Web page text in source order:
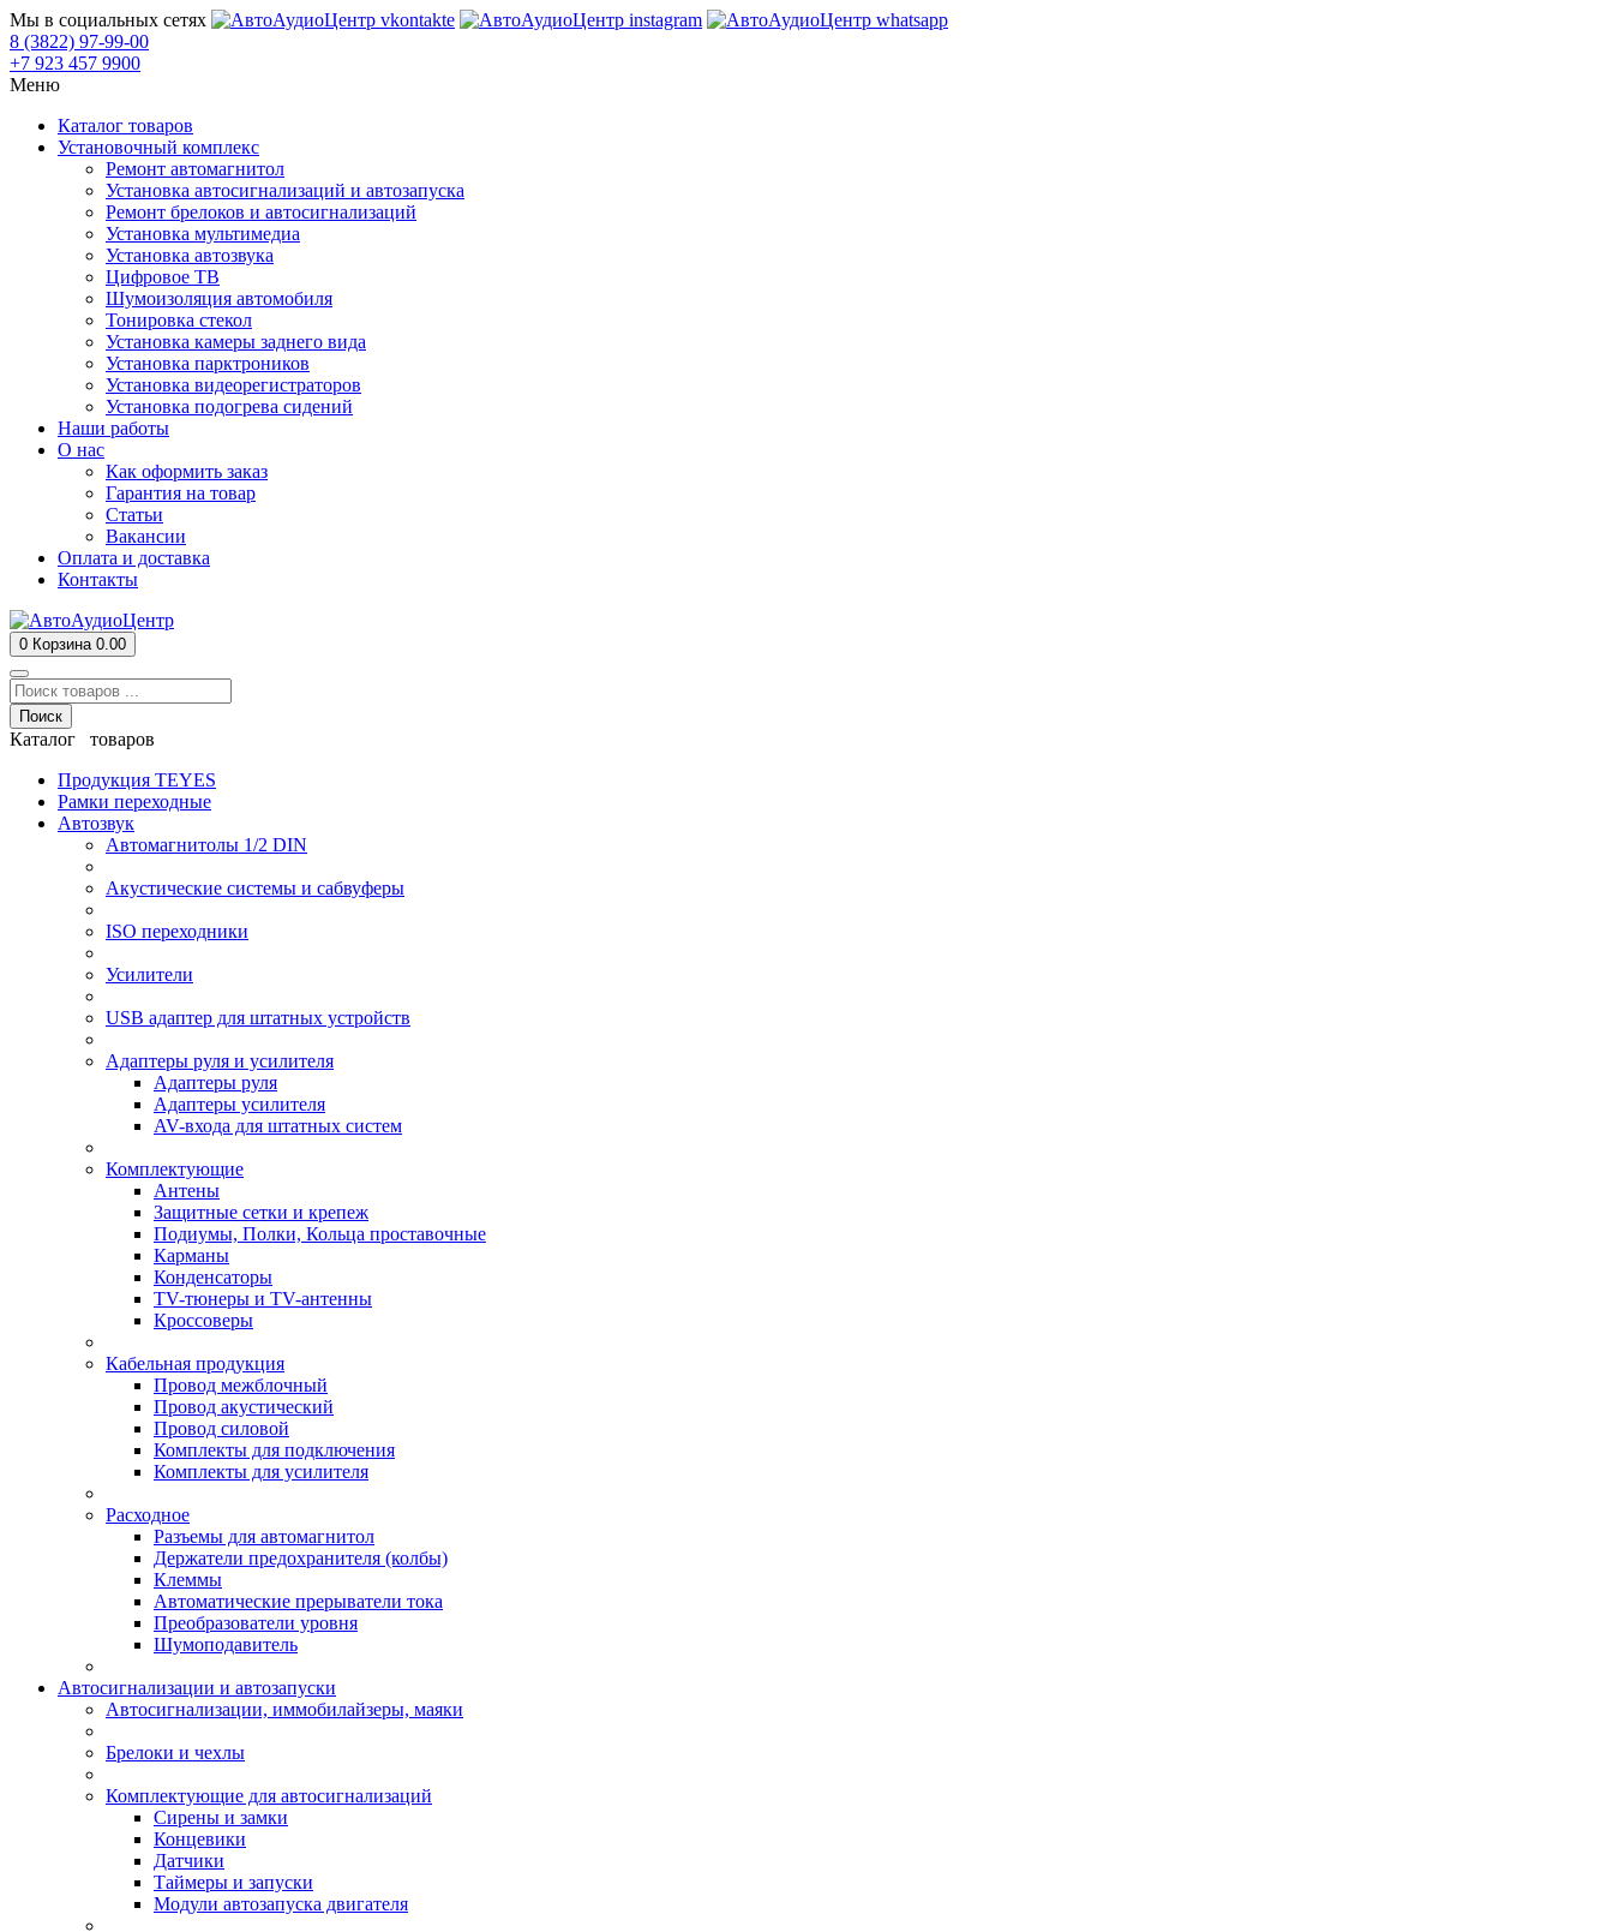
Мы в социальных сетях
8 (3822) 97-99-00
+7 923 457 9900
Меню
Каталог товаров
Установочный комплекс
Ремонт автомагнитол
Установка автосигнализаций и автозапуска
Ремонт брелоков и автосигнализаций
Установка мультимедиа
Установка автозвука
Цифровое ТВ
Шумоизоляция автомобиля
Тонировка стекол
Установка камеры заднего вида
Установка парктроников
Установка видеорегистраторов
Установка подогрева сидений
Наши работы
О нас
Как оформить заказ
Гарантия на товар
Статьи
Вакансии
Оплата и доставка
Контакты
0 Корзина 0.00
Поиск
Каталог товаров
Продукция TEYES
Рамки переходные
Автозвук
Автомагнитолы 1/2 DIN
Акустические системы и сабвуферы
ISO переходники
Усилители
USB адаптер для штатных устройств
Адаптеры руля и усилителя
Адаптеры руля
Адаптеры усилителя
AV-входа для штатных систем
Комплектующие
Антены
Защитные сетки и крепеж
Подиумы, Полки, Кольца проставочные
Карманы
Конденсаторы
TV-тюнеры и TV-антенны
Кроссоверы
Кабельная продукция
Провод межблочный
Провод акустический
Провод силовой
Комплекты для подключения
Комплекты для усилителя
Расходное
Разъемы для автомагнитол
Держатели предохранителя (колбы)
Клеммы
Автоматические прерыватели тока
Преобразователи уровня
Шумоподавитель
Автосигнализации и автозапуски
Автосигнализации, иммобилайзеры, маяки
Брелоки и чехлы
Комплектующие для автосигнализаций
Сирены и замки
Концевики
Датчики
Таймеры и запуски
Модули автозапуска двигателя